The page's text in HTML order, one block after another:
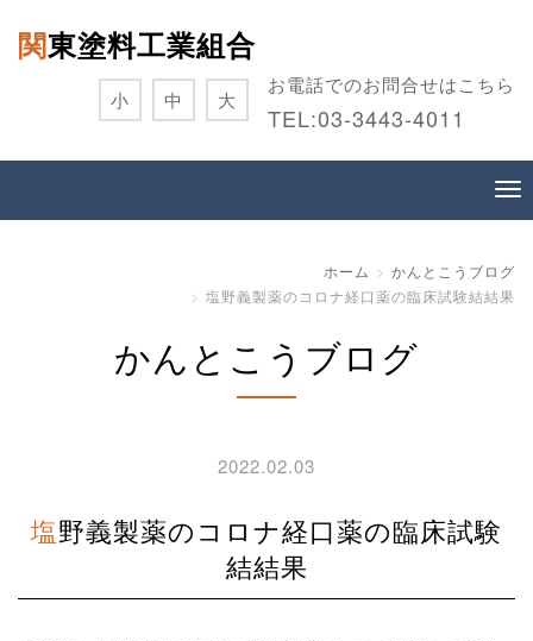
関東塗料工業組合
お電話でのお問合せはこちら
TEL:03-3443-4011
小 中 大
ホーム
かんとこうブログ
塩野義製薬のコロナ経口薬の臨床試験結結果
かんとこうブログ
2022.02.03
塩野義製薬のコロナ経口薬の臨床試験
結結果